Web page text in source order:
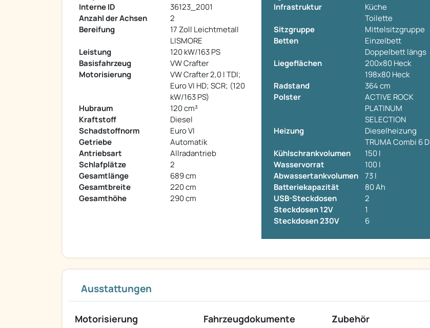
Interne ID
36123_2001
Anzahl der Achsen
2
Bereifung
17 Zoll Leichtmetall
LISMORE
Leistung
120 kW/163 PS
Basisfahrzeug
VW Crafter
Motorisierung
VW Crafter 2,0 l TDI;
Euro VI HD; SCR; (120
kW/163 PS)
Hubraum
120 cm³
Kraftstoff
Diesel
Schadstoffnorm
Euro VI
Getriebe
Automatik
Antriebsart
Allradantrieb
Schlafplätze
2
Gesamtlänge
689 cm
Gesamtbreite
220 cm
Gesamthöhe
290 cm
Infrastruktur
Küche
Toilette
Sitzgruppe
Mittelsitzgruppe
Betten
Einzelbett
Doppelbett längs
Liegeflächen
200x80 Heck
198x80 Heck
Radstand
364 cm
Polster
ACTIVE ROCK
PLATINUM
SELECTION
Heizung
Dieselheizung
TRUMA Combi 6 D
Kühlschrankvolumen
150 l
Wasservorrat
100 l
Abwassertankvolumen
73 l
Batteriekapazität
80 Ah
USB-Steckdosen
2
Steckdosen 12V
1
Steckdosen 230V
6
Ausstattungen
Motorisierung Fahrzeugdokumente Zubehör